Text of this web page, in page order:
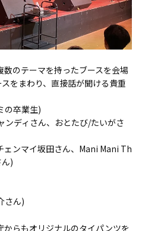
のテーマを持ったブースを会場
をまわり、直接話が聞ける貴重
の卒業生)
ディさん、おとたび/たいがさ
ンマイ坂田さん、Mani Mani Th
)
さん)
らもオリジナルのタイパンツを